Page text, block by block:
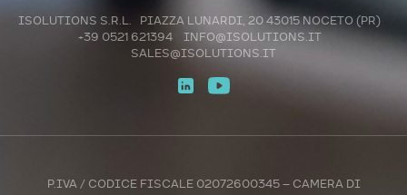
ISOLUTIONS S.R.L. PIAZZA LUNARDI, 20 43015 NOCETO (PR)
+39 0521 621394
INFO@ISOLUTIONS.IT
SALES@ISOLUTIONS.IT
P.IVA / CODICE FISCALE 02072600345 – CAMERA DI